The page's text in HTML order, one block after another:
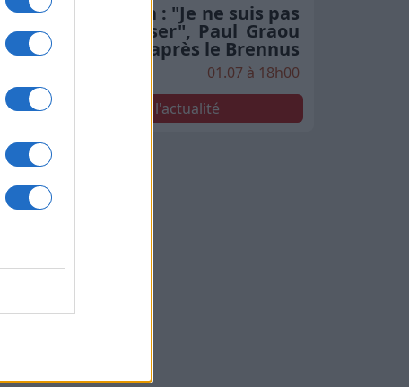
Stade Toulousain : "Je ne suis pas
le seul à le penser", Paul Graou
sacre Jack Willis après le Brennus
01.07 à 18h00
Voir toute l'actualité